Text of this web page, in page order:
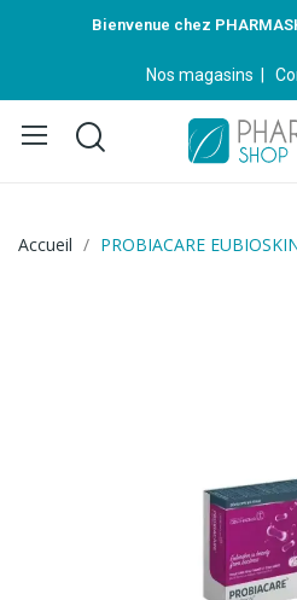
Bienvenue chez
Nos magasins
Accueil PROBIACARE